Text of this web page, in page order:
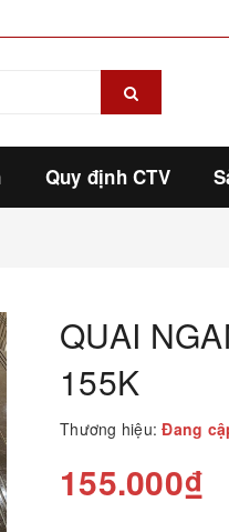
Quy định CTV
QUAI
155K
Thương hiệu: Đang
155.000₫